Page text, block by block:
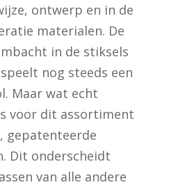
Go To Shop
ontwerp en in de
materialen. De
in de stiksels
nog steeds een
Maar wat echt
voor dit assortiment
gepatenteerde
Dit onderscheidt
van alle andere